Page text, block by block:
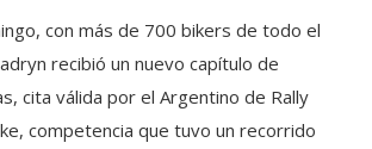
con más de 700 bikers de todo el
recibió un nuevo capítulo de
cita válida por el Argentino de Rally
competencia que tuvo un recorrido